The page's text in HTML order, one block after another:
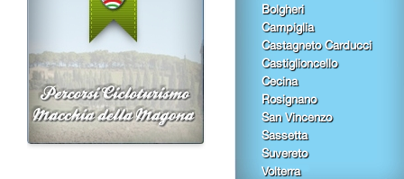
Bolgheri
Campiglia
Castagneto Carducci
Castiglioncello
Cecina
Rosignano
San Vincenzo
Sassetta
Suvereto
Volterra